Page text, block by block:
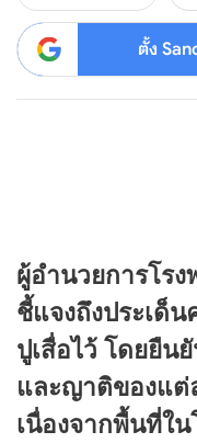
ตั้ง
ผู้อำนวยการโร
ชี้แจงถึงประเด็
ปูเสื่อไว้ โดยยืน
และญาติของแต่
เนื่องจากพื้นที่ใ